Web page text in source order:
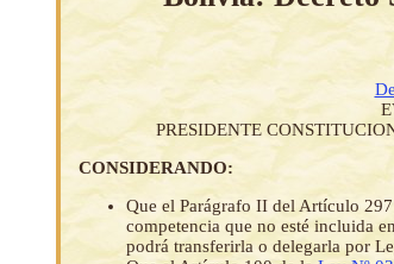
PRESIDENTE
CONSIDERANDO:
Que el Parágrafo II del Artículo
competencia que no esté incluida
podrá transferirla o delegarla por